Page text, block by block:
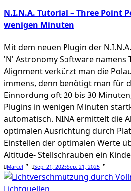
N.I.N.A. Tutorial – Three Point
wenigen Minuten
Mit dem neuen Plugin der
'N' Astronomy Software namens
Alignment verkürzt man die
immens, denn benötigt man für
Einnordung oft 20 bis 30
Plugins in wenigen Minuten
automatisch. NINA ermittelt die
optimalen Ausrichtung durch
Einstellen der optimalen Werte
Altitude- Stellschrauben ein
Marcel Sep. 21, 2025Sep. 21, 2025